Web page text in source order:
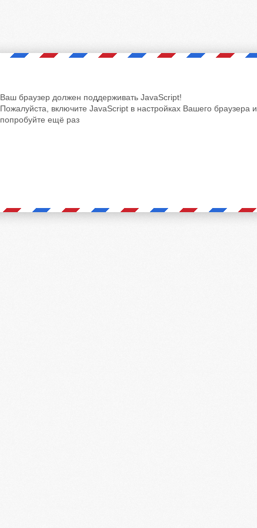
Ваш браузер должен поддерживать JavaScript!
Пожалуйста, включите JavaScript в настройках Вашего браузера и
попробуйте ещё раз